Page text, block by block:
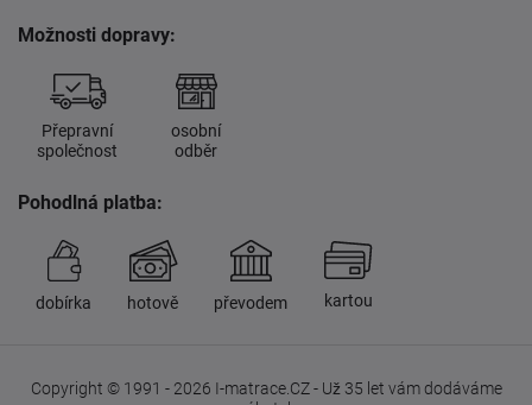
Možnosti dopravy:
Přepravní
společnost
osobní
odběr
Pohodlná platba:
dobírka hotově převodem kartou
Copyright © 1991 - 2026 I-matrace.CZ - Už 35 let vám dodáváme